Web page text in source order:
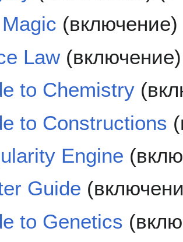
Law
to Chemistry
to Constructions
Engine
Guide
to Genetics